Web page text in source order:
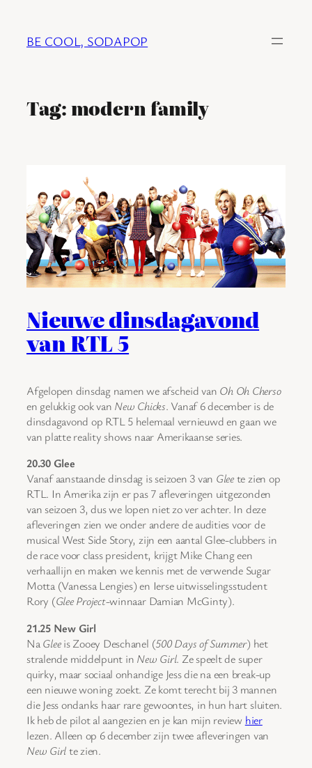
BE COOL, SODAPOP
Tag:modern family
Nieuwe dinsdagavond
van RTL 5
Afgelopen dinsdag namen we afscheid van Oh Oh Cherso
en gelukkig ook van New Chicks. Vanaf 6 december is de
dinsdagavond op RTL 5 helemaal vernieuwd en gaan we
van platte reality shows naar Amerikaanse series.
20.30 Glee
Vanaf aanstaande dinsdag is seizoen 3 van Gleete zien op
RTL. In Amerika zijn er pas 7 afleveringen uitgezonden
van seizoen 3, dus we lopen niet zo ver achter. In deze
afleveringen zien we onder andere de audities voor de
musical West Side Story, zijn een aantal Glee-clubbers in
de race voor class president, krijgt Mike Chang een
verhaallijn en maken we kennis met de verwende Sugar
Motta (Vanessa Lengies) en Ierse uitwisselingsstudent
Rory (Glee Project-winnaar Damian McGinty).
21.25 New Girl
NaGleeis Zooey Deschanel (500 Days of Summer) het
stralende middelpunt in New Girl. Ze speelt de super
quirky, maar sociaal onhandige Jess die na een break-up
een nieuwe woning zoekt. Ze komt terecht bij 3 mannen
die Jess ondanks haar rare gewoontes, in hun hart sluiten.
Ik heb de pilot al aangezien en je kan mijn review hier
lezen. Alleen op 6 december zijn twee afleveringen van
New Girlte zien.